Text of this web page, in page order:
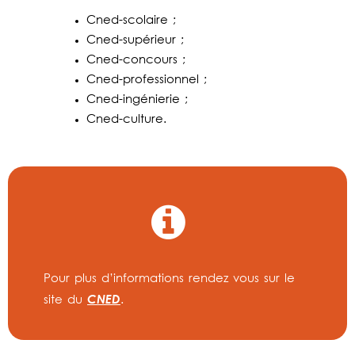
Cned-scolaire ;
Cned-supérieur ;
Cned-concours ;
Cned-professionnel ;
Cned-ingénierie ;
Cned-culture.
Pour plus d’informations rendez vous sur le
site du CNED.